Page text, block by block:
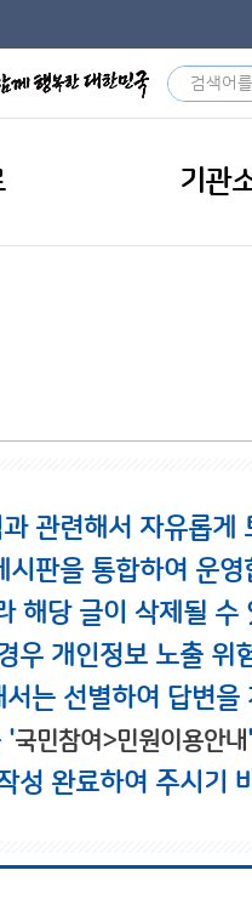
기관
관련해서 자유롭게
판을 통합하여 운영
해당 글이 삭제될 수
개인정보 노출 위
는 선별하여 답변을
'국민참여>민원이용안내
성 완료하여 주시기